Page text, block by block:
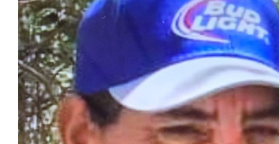
Noticia